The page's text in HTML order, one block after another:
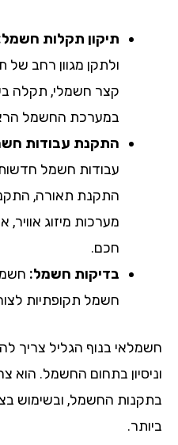
תיקון תקלות חשמל:
ולתקן מגוון רחב של
קצר חשמלי, תקלה בשקע
במערכת החשמל
התקנת עבודות חשמל:
עבודות חשמל חדשות,
התקנת תאורה, התקנת
מערכות מיזוג אוויר,
בדיקות חשמל:חשמלאי
חשמל תקופתיות לצורך
בנוף הגליל צריך
בתחום החשמל. הוא צריך
החשמל, ובשימוש בציוד